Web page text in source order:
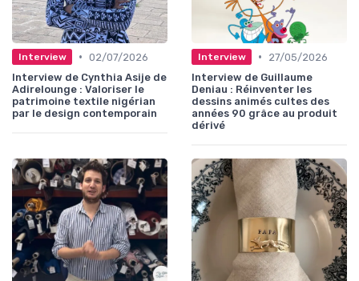
Interview • 02/07/2026
Interview de Cynthia Asije de
Adirelounge : Valoriser le
patrimoine textile nigérian
par le design contemporain
Interview •
27/05/2026
Interview de Guillaume
Deniau : Réinventer les
dessins animés cultes des
années 90 grâce au produit
dérivé